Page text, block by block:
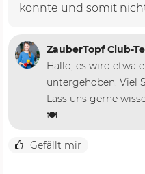
konnte und somit
ZauberTopf Club-
Hallo, es wird etwa
untergehoben. Viel
Lass uns gerne
🍽️
Gefällt mir